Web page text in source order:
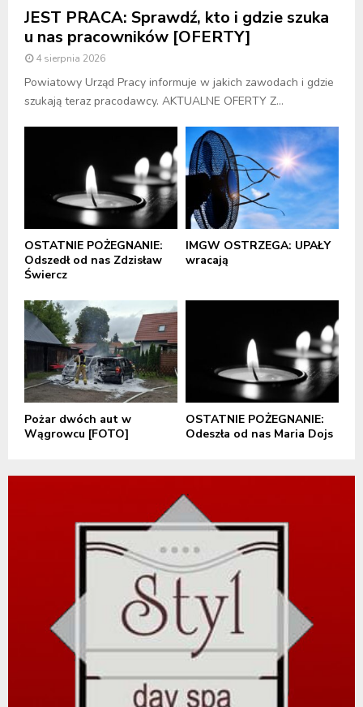
JEST PRACA: Sprawdź, kto i gdzie szuka
u nas pracowników [OFERTY]
4 sierpnia 2026
Powiatowy Urząd Pracy informuje w jakich zawodach i gdzie
szukają teraz pracodawcy. AKTUALNE OFERTY Z...
OSTATNIE POŻEGNANIE:
Odszedł od nas Zdzisław
Świercz
IMGW OSTRZEGA: UPAŁY
wracają
Pożar dwóch aut w
Wągrowcu [FOTO]
OSTATNIE POŻEGNANIE:
Odeszła od nas Maria Dojs